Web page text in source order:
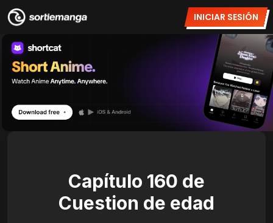
INICIAR SESIÓN
Capítulo 160 de
Cuestion de edad